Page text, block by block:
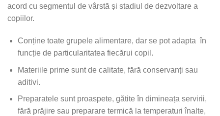
acord cu segmentul de vârstă și stadiul de dezvoltare a
copiilor.
Conține toate grupele alimentare, dar se pot adapta în
funcție de particularitatea fiecărui copil.
Materiile prime sunt de calitate, fără conservanți sau
aditivi.
Preparatele sunt proaspete, gătite în dimineața servirii,
fără prăjire sau preparare termică la temperaturi înalte,